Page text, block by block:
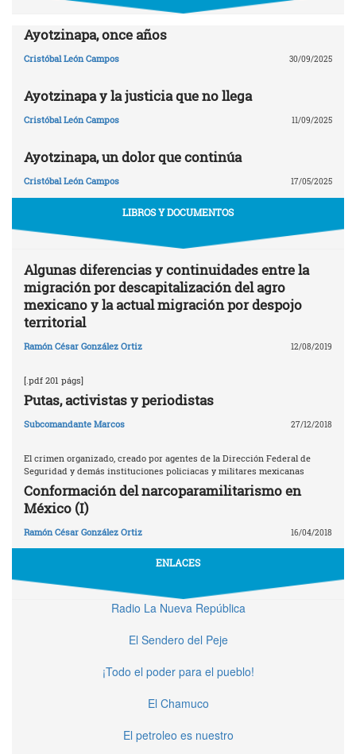
Ayotzinapa, once años
Cristóbal León Campos 30/09/2025
Ayotzinapa y la justicia que no llega
Cristóbal León Campos 11/09/2025
Ayotzinapa, un dolor que continúa
Cristóbal León Campos 17/05/2025
LIBROS Y DOCUMENTOS
Algunas diferencias y continuidades entre la
migración por descapitalización del agro
mexicano y la actual migración por despojo
territorial
Ramón César González Ortiz 12/08/2019
[.pdf 201 págs]
Putas, activistas y periodistas
Subcomandante Marcos 27/12/2018
El crimen organizado, creado por agentes de la Dirección Federal de
Seguridad y demás instituciones policiacas y militares mexicanas
Conformación del narcoparamilitarismo en
México (I)
Ramón César González Ortiz 16/04/2018
ENLACES
Radio La Nueva República
El Sendero del Peje
¡Todo el poder para el pueblo!
El Chamuco
El petroleo es nuestro